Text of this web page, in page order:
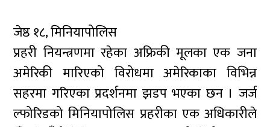
जेष्ठ १८, मिनियापोलिस
प्रहरी नियन्त्रणमा रहेका अफ्रिकी मूलका एक जना
अमेरिकी मारिएको विरोधमा अमेरिकाका विभिन्न
सहरमा गरिएका प्रदर्शनमा झडप भएका छन । जर्ज
ल्फोरिडको मिनियापोलिस प्रहरीका एक अधिकारीले